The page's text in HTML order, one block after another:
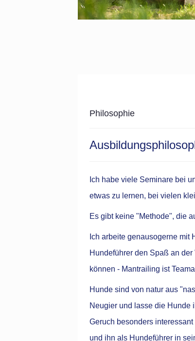
Philosophie
Ich habe viele Seminare bei
etwas zu lernen, bei vielen
Es gibt keine "Methode", die
Ich arbeite genausogerne mit
Hundeführer den Spaß an
können - Mantrailing ist
Hunde sind von natur aus
Neugier und lasse die Hunde
Geruch besonders
und ihn als Hundeführer in